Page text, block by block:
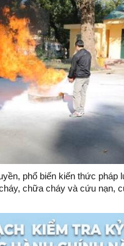
phổ biến kiến thức pháp
chữa cháy và cứu nạn,